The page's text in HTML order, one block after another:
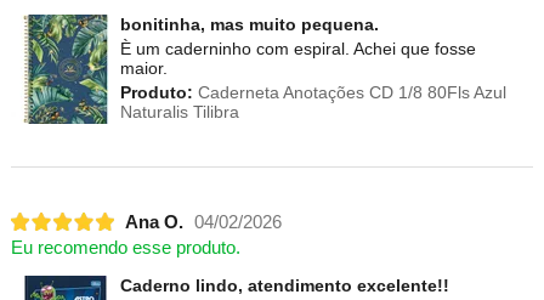
bonitinha, mas muito pequena.
È um caderninho com espiral. Achei que fosse
maior.
Produto: Caderneta Anotações CD 1/8 80Fls Azul
Naturalis Tilibra
Ana O. 04/02/2026
Eu recomendo esse produto.
Caderno lindo, atendimento excelente!!